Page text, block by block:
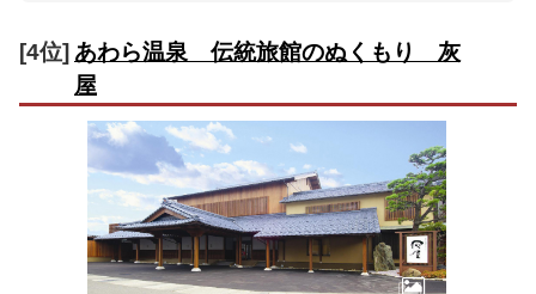
[4位] あわら温泉 伝統旅館のぬくもり 灰
屋